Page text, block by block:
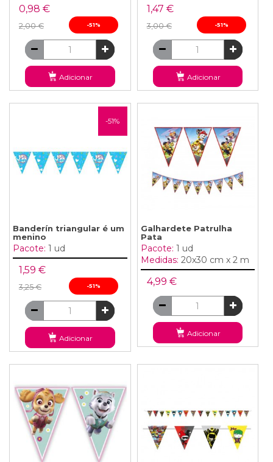
0,98 €
2,00 € -51%
Adicionar
1,47 €
3,00 € -51%
Adicionar
-51%
Banderín triangular é um
menino
Pacote: 1 ud
1,59 €
3,25 € -51%
Adicionar
Galhardete Patrulha
Pata
Pacote: 1 ud
Medidas: 20x30 cm x 2 m
4,99 €
Adicionar